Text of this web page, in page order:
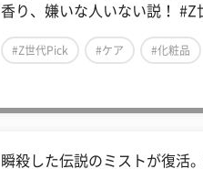
香り、嫌いな人いない説！ #Z
#Z世代Pick #ケア #化粧品
瞬殺した伝説のミストが復活